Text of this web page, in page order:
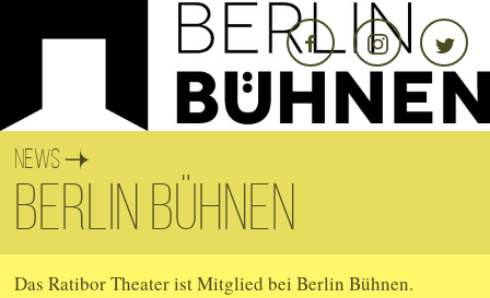
News
Berlin Bühnen
Das Ratibor Theater ist Mitglied bei Berlin Bühnen.